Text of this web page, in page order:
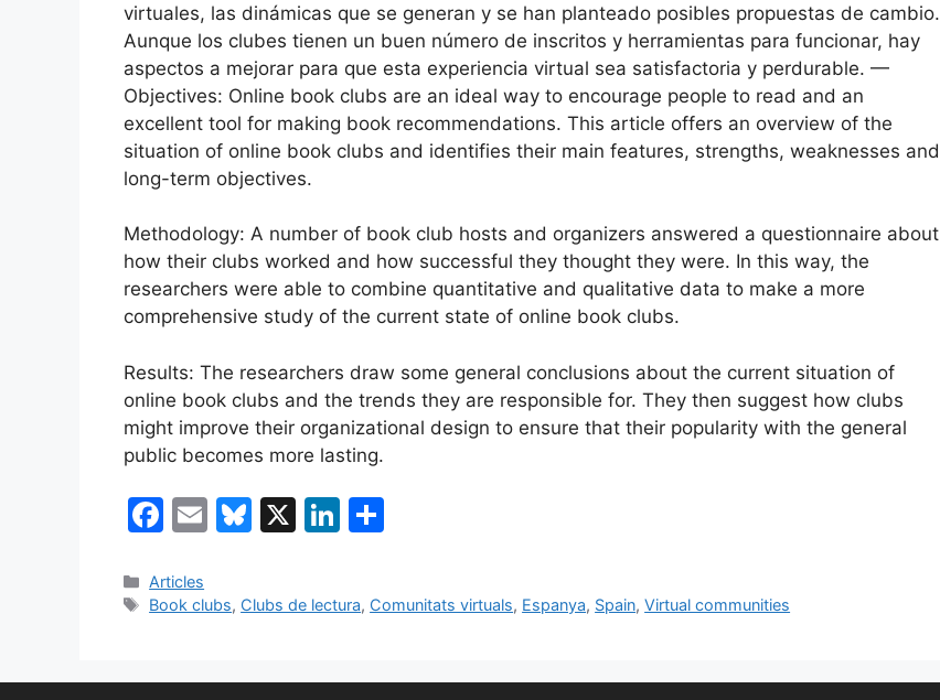
virtuales, las dinámicas que se generan y se han planteado posibles propuestas de cambio.
Aunque los clubes tienen un buen número de inscritos y herramientas para funcionar, hay
aspectos a mejorar para que esta experiencia virtual sea satisfactoria y perdurable. —
Objectives: Online book clubs are an ideal way to encourage people to read and an
excellent tool for making book recommendations. This article offers an overview of the
situation of online book clubs and identifies their main features, strengths, weaknesses and
long-term objectives.
Methodology: A number of book club hosts and organizers answered a questionnaire about
how their clubs worked and how successful they thought they were. In this way, the
researchers were able to combine quantitative and qualitative data to make a more
comprehensive study of the current state of online book clubs.
Results: The researchers draw some general conclusions about the current situation of
online book clubs and the trends they are responsible for. They then suggest how clubs
might improve their organizational design to ensure that their popularity with the general
public becomes more lasting.
F
c
e
o
E
l
Bl
s
y
X
Li
e
n
p
te
Categories
Articles
Etiquetes
Book clubs, Clubs de lectura, Comunitats virtuals, Espanya, Spain,Virtual communities